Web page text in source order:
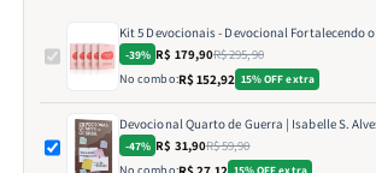
Kit 5 Devocionais - Devocional Fortalecendo
-39% R$ 179,90R$ 295,90
No combo:R$ 152,92 15% OFF extra
Devocional Quarto de Guerra | Isabelle S.
-47% R$ 31,90R$ 59,90
No combo: